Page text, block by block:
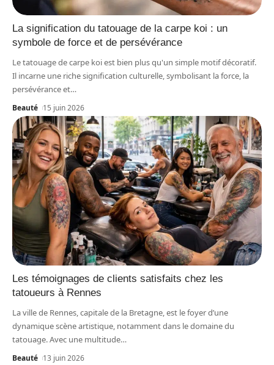
La signification du tatouage de la carpe koi : un
symbole de force et de persévérance
Le tatouage de carpe koi est bien plus qu'un simple motif décoratif.
Il incarne une riche signification culturelle, symbolisant la force, la
persévérance et…
Beauté 15 juin 2026
Les témoignages de clients satisfaits chez les
tatoueurs à Rennes
La ville de Rennes, capitale de la Bretagne, est le foyer d’une
dynamique scène artistique, notamment dans le domaine du
tatouage. Avec une multitude…
Beauté 13 juin 2026